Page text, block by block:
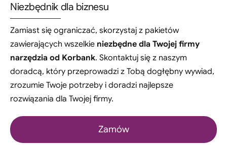
Niezbędnik dla biznesu
Zamiast się ograniczać, skorzystaj z pakietów
zawierających wszelkie niezbędne dla Twojej firmy
narzędzia od Korbank. Skontaktuj się z naszym
doradcą, który przeprowadzi z Tobą dogłębny wywiad,
zrozumie Twoje potrzeby i doradzi najlepsze
rozwiązania dla Twojej firmy.
Zamów